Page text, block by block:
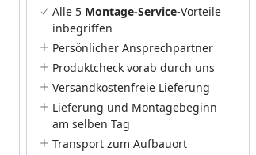
Alle 5 Montage-Service-Vorteile
inbegriffen
Persönlicher Ansprechpartner
Produktcheck vorab durch uns
Versandkostenfreie Lieferung
Lieferung und Montagebeginn
am selben Tag
Transport zum Aufbauort